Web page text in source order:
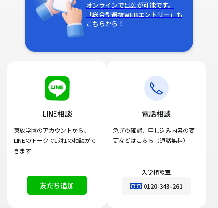
オンラインで出願が可能です。
「総合型選抜WEBエントリー」も
こちらから！
LINE相談
東放学園のアカウントから、
LINEのトークで1対1の相談がで
きます
友だち追加
電話相談
急ぎの確認、申し込み内容の変
更などはこちら（通話無料）
入学相談室
0120-343-261